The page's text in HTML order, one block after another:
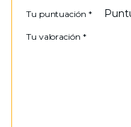
Tu puntuación *
Tu valoración *